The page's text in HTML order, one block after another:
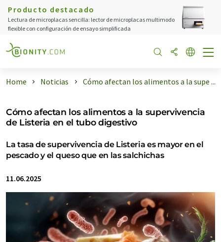
Producto destacado
Lectura de microplacas sencilla: lector de microplacas multimodo
flexible con configuración de ensayo simplificada
Home Noticias Cómo afectan los alimentos a la supe ...
Cómo afectan los alimentos a la supervivencia
de Listeria en el tubo digestivo
La tasa de supervivencia de Listeria es mayor en el
pescado y el queso que en las salchichas
11.06.2025